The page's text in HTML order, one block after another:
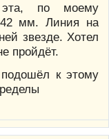
эта, по моему
мм. Линия на
звезде. Хотел
пройдёт.
к этому